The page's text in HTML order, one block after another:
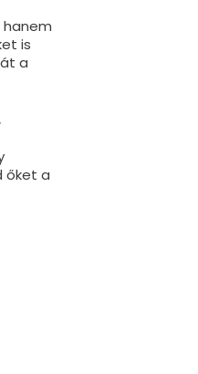
hanem
is
a
őket a